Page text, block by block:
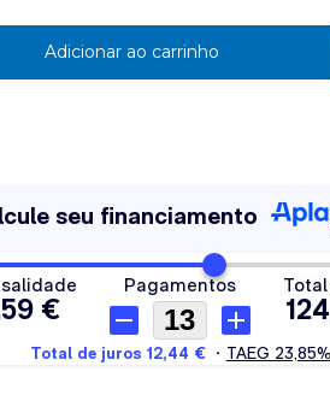
Adicionar ao carrinho